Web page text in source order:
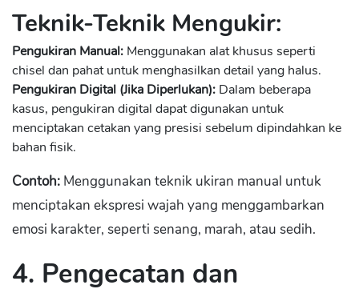
Teknik-Teknik Mengukir:
Pengukiran Manual: Menggunakan alat khusus seperti
chisel dan pahat untuk menghasilkan detail yang halus.
Pengukiran Digital (Jika Diperlukan): Dalam beberapa
kasus, pengukiran digital dapat digunakan untuk
menciptakan cetakan yang presisi sebelum dipindahkan ke
bahan fisik.
Contoh: Menggunakan teknik ukiran manual untuk
menciptakan ekspresi wajah yang menggambarkan
emosi karakter, seperti senang, marah, atau sedih.
4. Pengecatan dan